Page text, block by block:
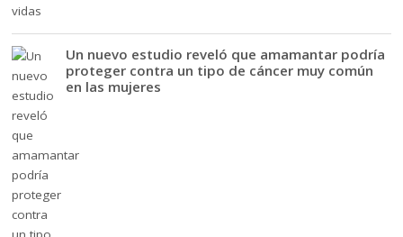
Un nuevo estudio reveló que amamantar podría
proteger contra un tipo de cáncer muy común
en las mujeres